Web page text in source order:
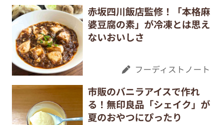
赤坂四川飯店監修！「本格麻
婆豆腐の素」が冷凍とは思え
ないおいしさ
フーディストノート
市販のバニラアイスで作れ
る！無印良品「シェイク」が
夏のおやつにぴったり